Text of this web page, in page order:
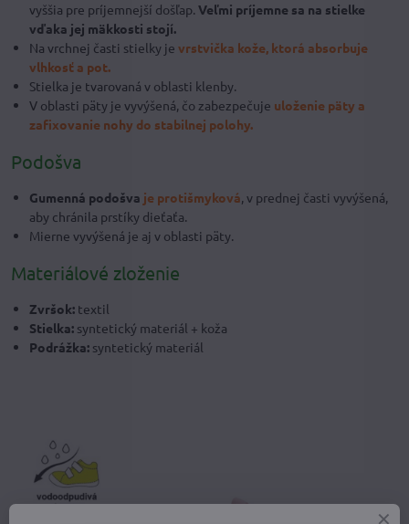
vyššia pre príjemnejší došľap. Veľmi príjemne sa na stielke
vďaka jej mäkkosti stojí.
Na vrchnej časti stielky je vrstvička kože, ktorá absorbuje
vlhkosť a pot.
Stielka je tvarovaná v oblasti klenby.
V oblasti päty je vyvýšená, čo zabezpečuje uloženie päty a
zafixovanie nohy do stabilnej polohy.
Podošva
Gumenná podošva je protišmyková, v prednej časti vyvýšená,
aby chránila prstíky dieťaťa.
Mierne vyvýšená je aj v oblasti päty.
Materiálové zloženie
Zvršok: textil
Stielka: syntetický materiál + koža
Podrážka: syntetický materiál